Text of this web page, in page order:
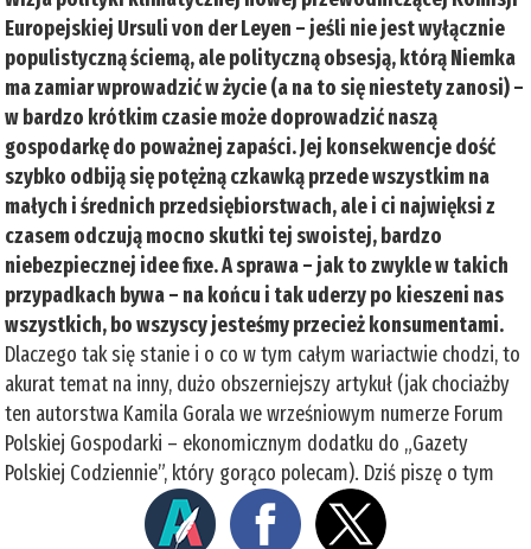
Europejskiej Ursuli von der Leyen – jeśli nie jest wyłącznie
populistyczną ściemą, ale polityczną obsesją, którą Niemka
ma zamiar wprowadzić w życie (a na to się niestety zanosi) –
w bardzo krótkim czasie może doprowadzić naszą
gospodarkę do poważnej zapaści. Jej konsekwencje dość
szybko odbiją się potężną czkawką przede wszystkim na
małych i średnich przedsiębiorstwach, ale i ci najwięksi z
czasem odczują mocno skutki tej swoistej, bardzo
niebezpiecznej idee fixe. A sprawa – jak to zwykle w takich
przypadkach bywa – na końcu i tak uderzy po kieszeni nas
wszystkich, bo wszyscy jesteśmy przecież konsumentami.
Dlaczego tak się stanie i o co w tym całym wariactwie chodzi, to
akurat temat na inny, dużo obszerniejszy artykuł (jak chociażby
ten autorstwa Kamila Gorala we wrześniowym numerze Forum
Polskiej Gospodarki – ekonomicznym dodatku do „Gazety
Polskiej Codziennie”, który gorąco polecam). Dziś piszę o tym